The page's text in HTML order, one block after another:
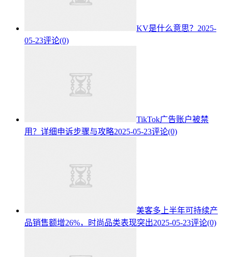
KV是什么意思？ 2025-
05-23评论(0)
TikTok广告账户被禁
用？详细申诉步骤与攻略2025-05-23评论(0)
美客多上半年可持续产
品销售额增26%，时尚品类表现突出2025-05-23评论(0)